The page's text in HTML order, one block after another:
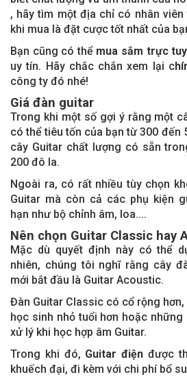
, hãy tìm một địa chỉ có nhân
khi mua là đặt cược tốt nhất của
Bạn cũng có thể mua sắm trực
uy tín. Hãy chắc chắn xem lại c
công ty đó nhé!
Giá đàn guitar
Trong khi một số gợi ý rằng một
có thể tiêu tốn của bạn từ 300 đến
cây Guitar chất lượng có sẵn
200 đô la.
Ngoài ra, có rất nhiều tùy chọn
Guitar mà còn cả các phụ kiện
hạn như bộ chỉnh âm, loa....
Nên chọn Guitar Classic hay
Mặc dù quyết định này có thể
nhiên, chúng tôi nghĩ rằng cây
mới bắt đầu là Guitar Acoustic.
Đàn Guitar Classic có cổ rộng
học sinh nhỏ tuổi hơn hoặc
xử lý khi học hợp âm Guitar.
Trong khi đó, Guitar điện được
khuếch đại, đi kèm với chi phí bổ